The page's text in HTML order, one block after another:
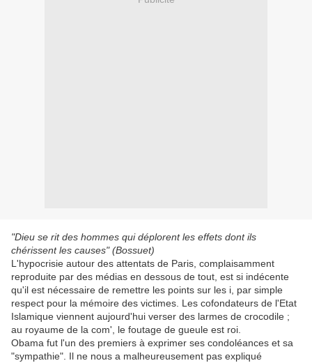
"Dieu se rit des hommes qui déplorent les effets dont ils
chérissent les causes" (Bossuet)
L'hypocrisie autour des attentats de Paris, complaisamment
reproduite par des médias en dessous de tout, est si indécente
qu'il est nécessaire de remettre les points sur les i, par simple
respect pour la mémoire des victimes. Les cofondateurs de l'Etat
Islamique viennent aujourd'hui verser des larmes de crocodile ;
au royaume de la com', le foutage de gueule est roi.
Obama fut l'un des premiers à exprimer ses condoléances et sa
"sympathie". Il ne nous a malheureusement pas expliqué